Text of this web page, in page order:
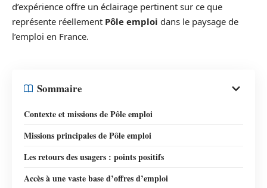
d’expérience offre un éclairage pertinent sur ce que
représente réellement Pôle emploi dans le paysage de
l’emploi en France.
Sommaire
Contexte et missions de Pôle emploi
Missions principales de Pôle emploi
Les retours des usagers : points positifs
Accès à une vaste base d’offres d’emploi